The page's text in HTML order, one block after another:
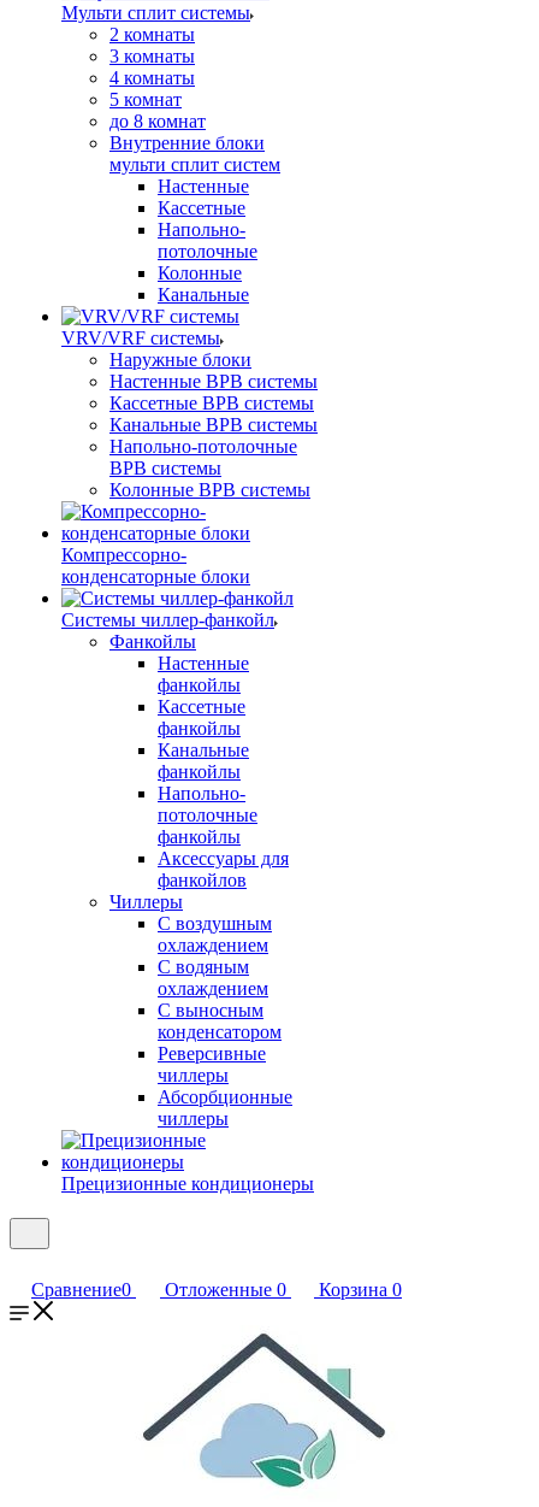
Мульти сплит системы
2 комнаты
3 комнаты
4 комнаты
5 комнат
до 8 комнат
Внутренние блоки
мульти сплит систем
Настенные
Кассетные
Напольно-
потолочные
Колонные
Канальные
VRV/VRF системы
Наружные блоки
Настенные ВРВ системы
Кассетные ВРВ системы
Канальные ВРВ системы
Напольно-потолочные
ВРВ системы
Колонные ВРВ системы
Компрессорно-
конденсаторные блоки
Системы чиллер-фанкойл
Фанкойлы
Настенные
фанкойлы
Кассетные
фанкойлы
Канальные
фанкойлы
Напольно-
потолочные
фанкойлы
Аксессуары для
фанкойлов
Чиллеры
С воздушным
охлаждением
С водяным
охлаждением
С выносным
конденсатором
Реверсивные
чиллеры
Абсорбционные
чиллеры
Прецизионные кондиционеры
Сравнение0 Отложенные 0 Корзина 0